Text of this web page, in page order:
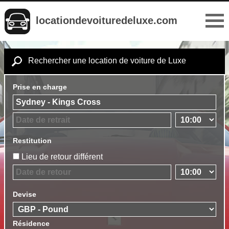
locationdevoituredeluxe.com
Rechercher une location de voiture de Luxe
Prise en charge
Restitution
Lieu de retour différent
Devise
Résidence